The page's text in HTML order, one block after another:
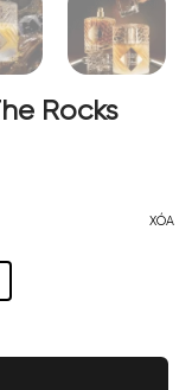
Rocks
XÓA
lượng